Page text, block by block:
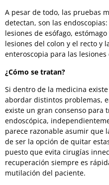
A pesar de todo, las pruebas
detectan, son las
lesiones de esófago,
lesiones del colon y el recto y
enteroscopia para las
¿Cómo se tratan?
Si dentro de la medicina
abordar distintos problemas,
existe un gran consenso para
endoscópica,
parece razonable asumir que
de ser la opción de quitar
puesto que evita cirugías
recuperación siempre es
mutilación del paciente.